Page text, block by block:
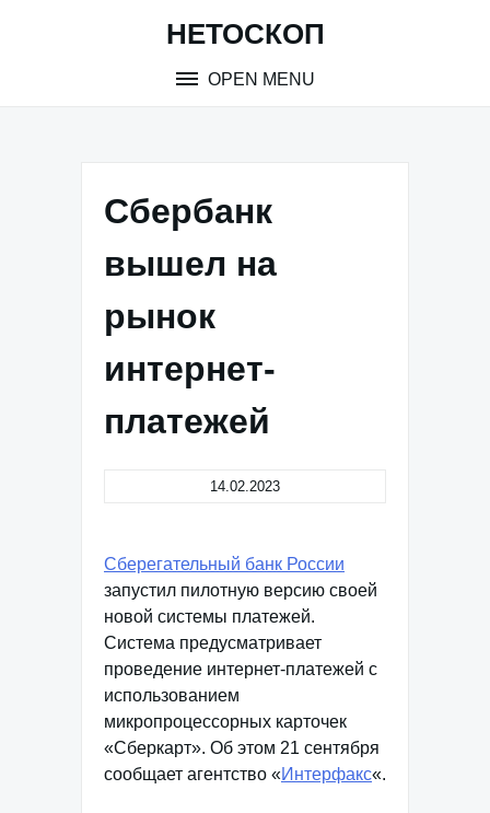
НЕТОСКОП
OPEN MENU
Сбербанк
вышел на
рынок
интернет-
платежей
14.02.2023
Сберегательный банк России
запустил пилотную версию своей
новой системы платежей.
Cистема предусматривает
проведение интернет-платежей с
использованием
микропроцессорных карточек
«Сберкарт». Об этом 21 сентября
сообщает агентство «Интерфакс«.